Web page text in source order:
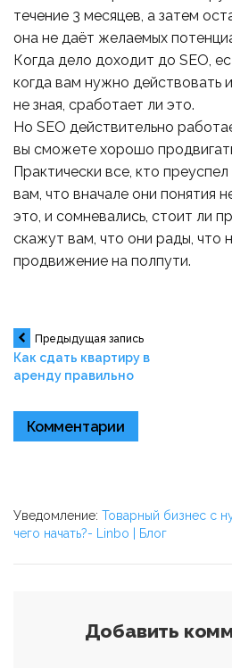
течение 3 месяцев, а затем
она не даёт желаемых
Когда дело доходит до SEO,
когда вам нужно действовать
не зная, сработает ли это.
Но SEO действительно
вы сможете хорошо
Практически все, кто преуспел
вам, что вначале они понятия
это, и сомневались, стоит ли
скажут вам, что они рады, что
продвижение на полпути.
Навигация
по
записям
Предыдущая запись
Как сдать квартиру в
аренду правильно
Комментарии
Уведомление: Товарный бизнес с
чего начать?- Linbo | Блог
Добавить